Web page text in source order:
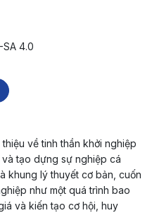
SA 4.0
về tinh thần khởi nghiệp
tạo dựng sự nghiệp cá
khung lý thuyết cơ bản, cuốn
như một quá trình bao
và kiến tạo cơ hội, huy